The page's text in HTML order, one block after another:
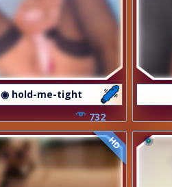
◉ hold-me-tight
732
HD